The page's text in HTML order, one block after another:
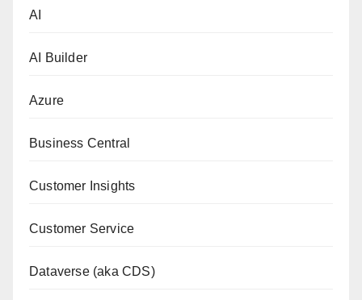
AI
AI Builder
Azure
Business Central
Customer Insights
Customer Service
Dataverse (aka CDS)